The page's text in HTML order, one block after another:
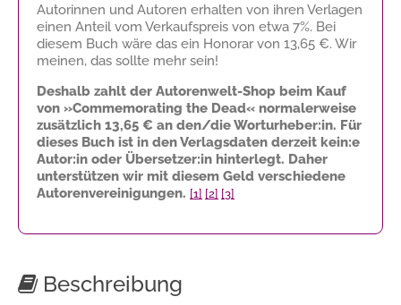
Autorinnen und Autoren erhalten von ihren Verlagen
einen Anteil vom Verkaufspreis von etwa 7%. Bei
diesem Buch wäre das ein Honorar von 13,65 €. Wir
meinen, das sollte mehr sein!
Deshalb zahlt der Autorenwelt-Shop beim Kauf
von »Commemorating the Dead« normalerweise
zusätzlich 13,65 € an den/die Worturheber:in. Für
dieses Buch ist in den Verlagsdaten derzeit kein:e
Autor:in oder Übersetzer:in hinterlegt. Daher
unterstützen wir mit diesem Geld verschiedene
Autorenvereinigungen. [1] [2] [3]
Beschreibung